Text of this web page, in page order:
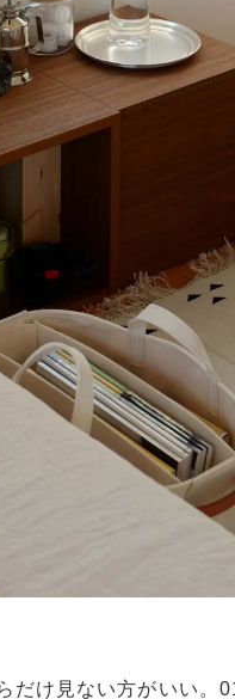
だけ見ない方がいい。